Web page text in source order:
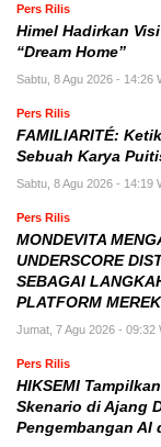
Pers Rilis
Himel Hadirkan
“Dream Home”
Sabtu, 8 Agu 2026 - 14:26
Pers Rilis
FAMILIARITÉ:
Sebuah Karya
Sabtu, 8 Agu 2026 - 14:19
Pers Rilis
MONDEVITA
UNDERSCORE
SEBAGAI
PLATFORM
Jumat, 7 Agu 2026 - 09:32
Pers Rilis
HIKSEMI
Skenario di Ajang
Pengembangan AI